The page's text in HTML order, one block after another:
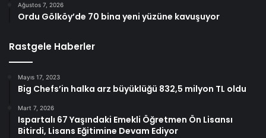
Ağustos 7, 2026
Ordu Gölköy’de 70 bina yeni yüzüne kavuşuyor
Rastgele Haberler
Mayıs 17, 2023
Big Chefs’in halka arz büyüklüğü 832,5 milyon TL oldu
Mart 7, 2026
Ispartalı 67 Yaşındaki Emekli Öğretmen Ön Lisansı
Bitirdi, Lisans Eğitimine Devam Ediyor